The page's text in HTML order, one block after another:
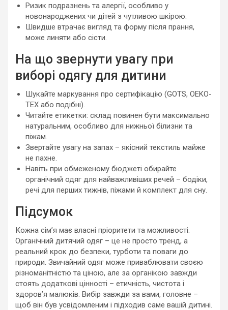
Ризик подразнень та алергії, особливо у
новонароджених чи дітей з чутливою шкірою.
Швидше втрачає вигляд та форму після прання,
може линяти або сісти.
На що звернути увагу при
виборі одягу для дитини
Шукайте маркування про сертифікацію (GOTS, OEKO-
TEX або подібні).
Читайте етикетки: склад повинен бути максимально
натуральним, особливо для нижньої білизни та
піжам.
Звертайте увагу на запах – якісний текстиль майже
не пахне.
Навіть при обмеженому бюджеті обирайте
органічний одяг для найважливіших речей – бодіки,
речі для перших тижнів, піжами й комплект для сну.
Підсумок
Кожна сім’я має власні пріоритети та можливості.
Органічний дитячий одяг – це не просто тренд, а
реальний крок до безпеки, турботи та поваги до
природи. Звичайний одяг може приваблювати своєю
різноманітністю та ціною, але за органікою завжди
стоять додаткові цінності – етичність, чистота і
здоров’я малюків. Вибір завжди за вами, головне –
щоб він був усвідомленим і підходив саме вашій дитині.